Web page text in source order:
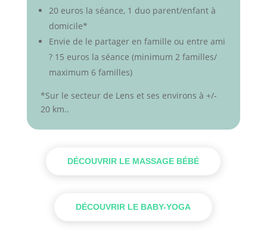
20 euros la séance, 1 duo parent/enfant à
domicile*
Envie de le partager en famille ou entre ami
? 15 euros la séance (minimum 2 familles/
maximum 6 familles)
*Sur le secteur de Lens et ses environs à +/-
20 km..
DÉCOUVRIR LE MASSAGE BÉBÉ
DÉCOUVRIR LE BABY-YOGA